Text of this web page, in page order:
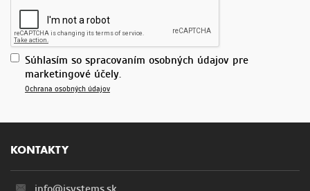
Súhlasím so spracovaním osobných údajov pre
marketingové účely.
Ochrana osobných údajov
KONTAKTY